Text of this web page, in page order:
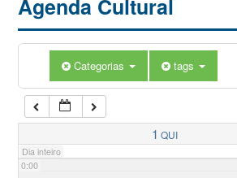
Agenda Cultural
Categorias tags
1 QUI
Dia inteiro
0:00